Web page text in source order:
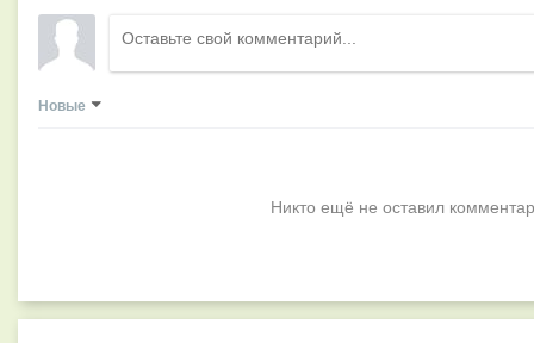
Новые
Никто ещё не оставил